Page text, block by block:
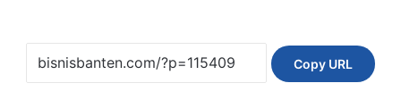
Copy URL